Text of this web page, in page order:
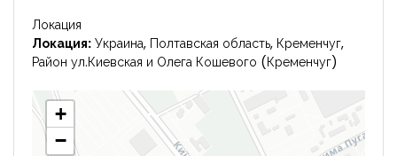
Локация
Локация: Украина, Полтавская область, Кременчуг,
Район ул.Киевская и Олега Кошевого (Кременчуг)
+
−